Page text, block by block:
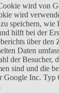
wird von
wird
speichern, wie
hilft bei der
über den
Daten
der Besucher,
sind und die
Google Inc. Typ